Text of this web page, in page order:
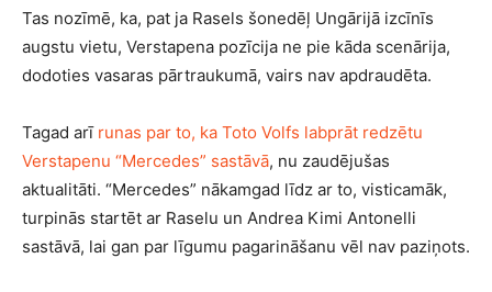
Tas nozīmē, ka, pat ja Rasels šonedēļ Ungārijā izcīnīs
augstu vietu, Verstapena pozīcija ne pie kāda scenārija,
dodoties vasaras pārtraukumā, vairs nav apdraudēta.
Tagad arī runas par to, ka Toto Volfs labprāt redzētu
Verstapenu “Mercedes” sastāvā, nu zaudējušas
aktualitāti. “Mercedes” nākamgad līdz ar to, visticamāk,
turpinās startēt ar Raselu un Andrea Kimi Antonelli
sastāvā, lai gan par līgumu pagarināšanu vēl nav paziņots.